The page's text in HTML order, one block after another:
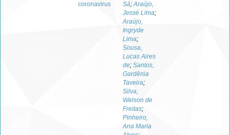
coronavirus
Sá;Araújo,
Jessé Lima;
Araújo,
Ingryde
Lima;
Sousa,
Lucas Aires
de; Santos,
Gardênia
Taveira;
Silva,
Welson de
Freitas;
Pinheiro,
Ana Maria